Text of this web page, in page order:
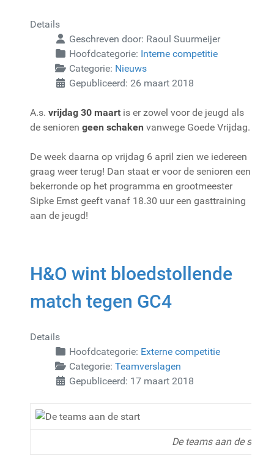
Details
Geschreven door: Raoul Suurmeijer
Hoofdcategorie: Interne competitie
Categorie: Nieuws
Gepubliceerd: 26 maart 2018
A.s. vrijdag 30 maart is er zowel voor de jeugd als
de senioren geen schaken vanwege Goede Vrijdag.
De week daarna op vrijdag 6 april zien we iedereen
graag weer terug! Dan staat er voor de senioren een
bekerronde op het programma en grootmeester
Sipke Ernst geeft vanaf 18.30 uur een gasttraining
aan de jeugd!
H&O wint bloedstollende
match tegen GC4
Details
Hoofdcategorie: Externe competitie
Categorie: Teamverslagen
Gepubliceerd: 17 maart 2018
De teams aan de start